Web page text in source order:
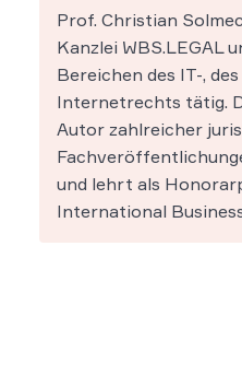
Prof. Christian
Kanzlei WBS.LEGAL
Bereichen des IT-,
Internetrechts tätig.
Autor zahlreicher
und lehrt als
International